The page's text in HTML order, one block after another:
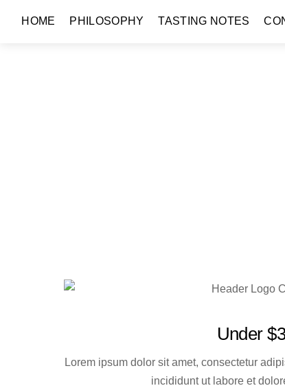
HOME PHILOSOPHY TASTING NOTES
Under
Lorem ipsum dolor sit amet, consectetur
incididunt ut labore et